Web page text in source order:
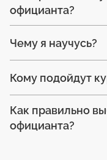
официанта?
Чему я научусь?
Кому подойдут
Как правильно
официанта?